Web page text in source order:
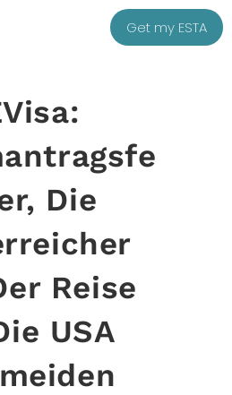
Get my ESTA
Die
Reise
USA